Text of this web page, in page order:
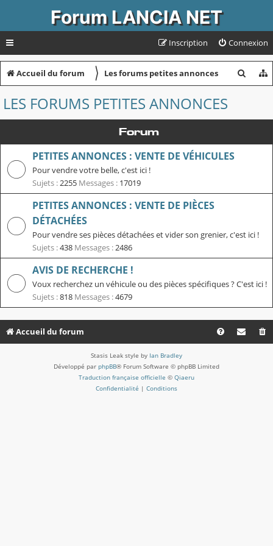
Forum LANCIA NET
Connexion
Inscription
Accueil du forum 〉 Les forums petites annonces
e
h
r
LES FORUMS PETITES ANNONCES
Forum
PETITES ANNONCES : VENTE DE VÉHICULES
Pour vendre votre belle, c'est ici !
Sujets :2255 Messages : 17019
PETITES ANNONCES : VENTE DE PIÈCES
DÉTACHÉES
Pour vendre ses pièces détachées et vider son grenier, c'est ici !
Sujets :438 Messages :2486
AVIS DE RECHERCHE !
Voux recherchez un véhicule ou des pièces spécifiques ? C'est ici !
Sujets :818 Messages :4679
Accueil du forum
Stasis Leak style by Ian Bradley
Développé par phpBB® Forum Software © phpBB Limited
Traduction française officielle © Qiaeru
Confidentialité | Conditions